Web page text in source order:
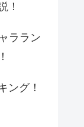
！
ララン
ング！